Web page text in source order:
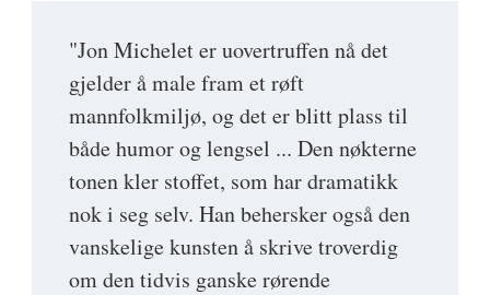
"Jon Michelet er uovertruffen nå det
gjelder å male fram et røft
mannfolkmiljø, og det er blitt plass til
både humor og lengsel ... Den nøkterne
tonen kler stoffet, som har dramatikk
nok i seg selv. Han behersker også den
vanskelige kunsten å skrive troverdig
om den tidvis ganske rørende